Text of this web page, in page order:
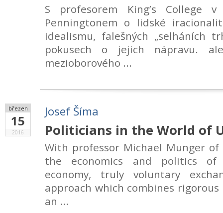
S profesorem King’s College v
Penningtonem o lidské
idealismu, falešných „selháních
pokusech o jejich nápravu.
mezioborového ...
březen
15
2016
Josef Šíma
Politicians in the World of
With professor Michael Munger of
the economics and politics of
economy, truly voluntary
approach which combines
an ...